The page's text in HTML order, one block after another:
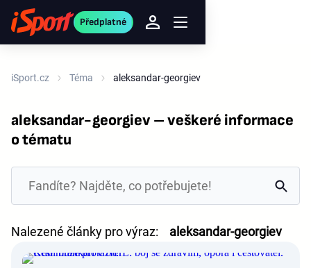
Předplatné
iSport.cz Téma aleksandar-georgiev
aleksandar-georgiev – veškeré informace
o tématu
Nalezené články pro výraz: aleksandar-georgiev